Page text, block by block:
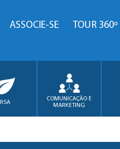
ASSOCIE-SE TOUR 360º
RSA
COMUNICAÇÃO E
MARKETING